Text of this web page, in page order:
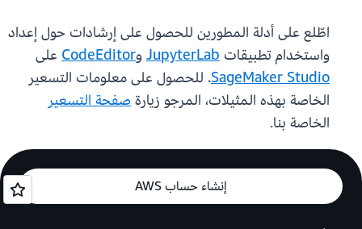
اطّلع على أدلة المطورين للحصول على إرشادات حول إعداد
واستخدام تطبيقات JupyterLabوCodeEditor على
SageMaker Studio. للحصول على معلومات التسعير
الخاصة بهذه المثيلات، المرجو زيارةصفحة التسعير
الخاصة بنا.
إنشاء حساب AWS